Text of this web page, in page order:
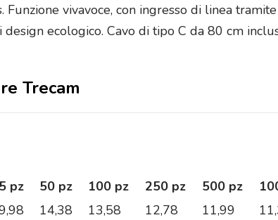
vivavoce, con ingresso di linea
ecologico. Cavo di tipo C da 80 cm
Trecam
pz 50 pz 100 pz 250 pz 500 pz
14,38 13,58 12,78 11,99